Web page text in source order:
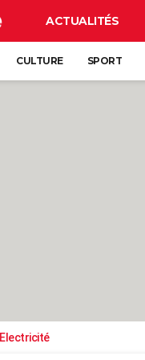
ACTUALITÉS
CULTURE SPORT
Electricité